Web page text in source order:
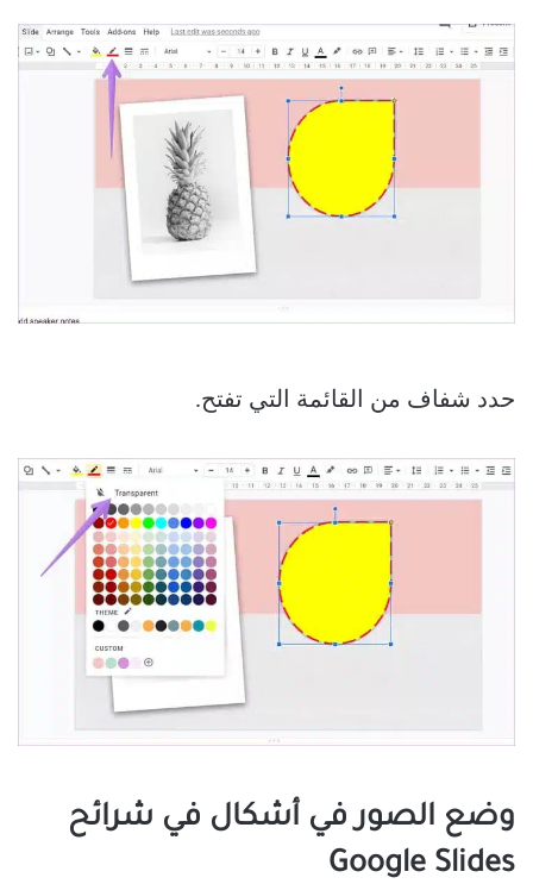
حدد شفاف من القائمة التي تفتح.
وضع الصور في أشكال في شرائح
Google Slides